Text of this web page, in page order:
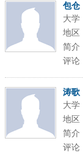
包仓
大学
地区
简介
评论
涛歌
大学
地区
简介
评论